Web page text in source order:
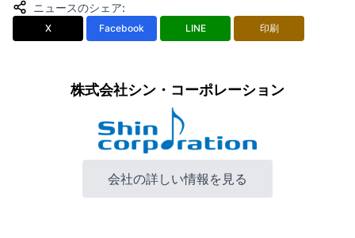
ニュースのシェア:
X Facebook LINE 印刷
株式会社シン・コーポレーション
会社の詳しい情報を見る